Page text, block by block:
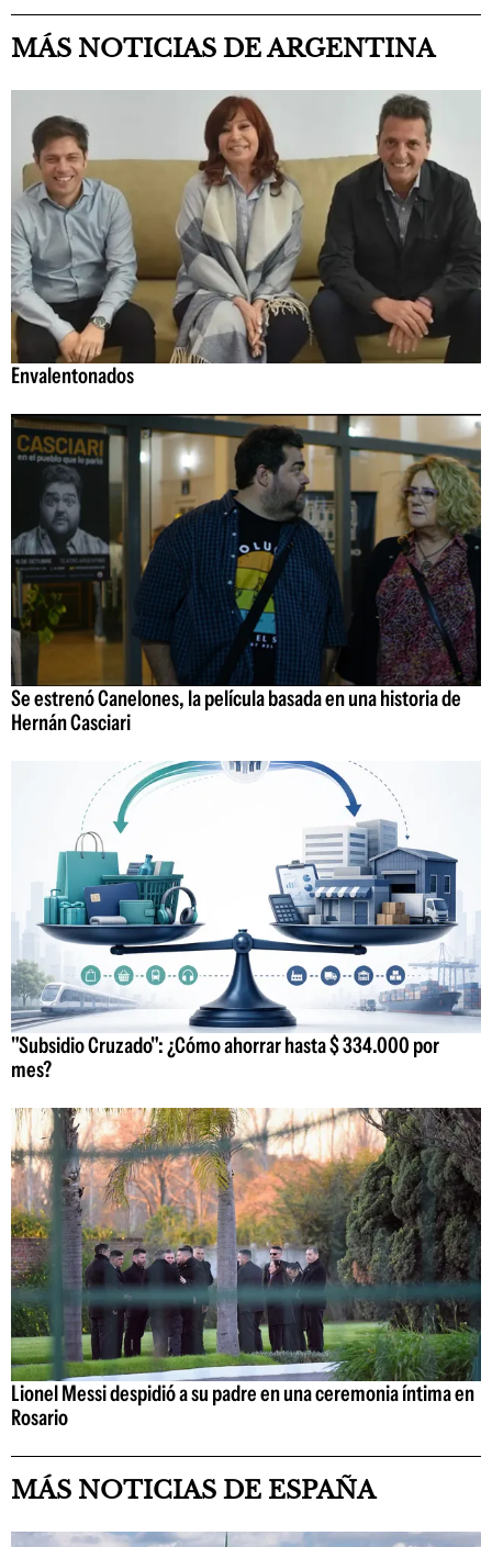
MÁS NOTICIAS DE ARGENTINA
Envalentonados
Se estrenó Canelones, la película basada en una historia de
Hernán Casciari
"Subsidio Cruzado": ¿Cómo ahorrar hasta $ 334.000 por
mes?
Lionel Messi despidió a su padre en una ceremonia íntima en
Rosario
MÁS NOTICIAS DE ESPAÑA